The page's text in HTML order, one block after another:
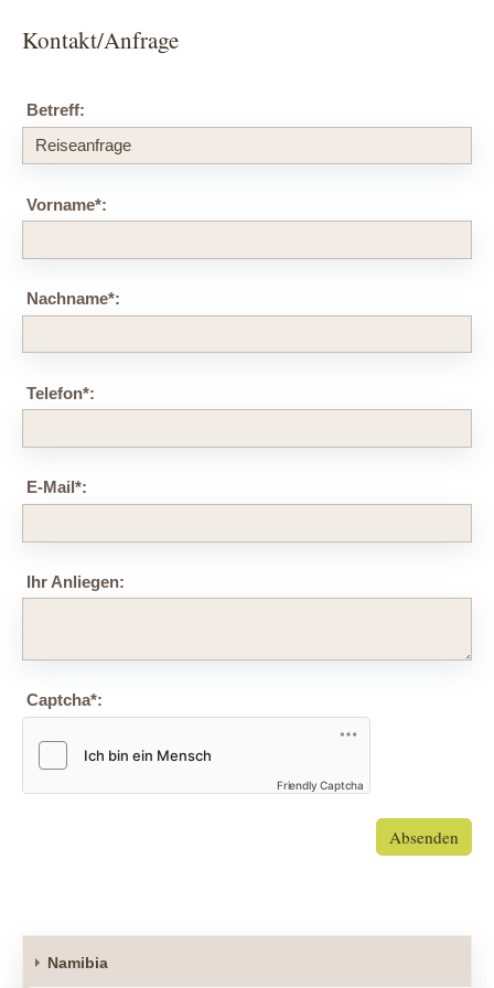
Kontakt/Anfrage
Betreff:
Vorname*:
Nachname*:
Telefon*:
E-Mail*:
Ihr Anliegen:
Captcha*:
Friendly Captcha
Absenden
Namibia